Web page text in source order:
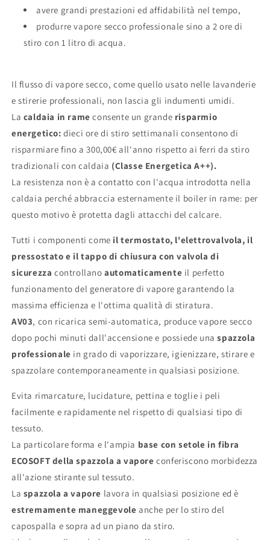
avere grandi prestazioni ed affidabilità nel tempo,
produrre vapore secco professionale sino a 2 ore di
stiro con 1 litro di acqua.
Il flusso di vapore secco, come quello usato nelle lavanderie
e stirerie professionali, non lascia gli indumenti umidi.
La caldaia in rame consente un grande risparmio
energetico: dieci ore di stiro settimanali consentono di
risparmiare fino a 300,00€ all'anno rispetto ai ferri da stiro
tradizionali con caldaia (Classe Energetica A++).
La resistenza non è a contatto con l'acqua introdotta nella
caldaia perché abbraccia esternamente il boiler in rame: per
questo motivo è protetta dagli attacchi del calcare.
Tutti i componenti come il termostato, l'elettrovalvola, il
pressostato e il tappo di chiusura con valvola di
sicurezza controllanoautomaticamente il perfetto
funzionamento del generatore di vapore garantendo la
massima efficienza e l'ottima qualità di stiratura.
AV03, con ricarica semi-automatica, produce vapore secco
dopo pochi minuti dall'accensione e possiede unaspazzola
professionale in grado di vaporizzare, igienizzare, stirare e
spazzolare contemporaneamente in qualsiasi posizione.
Evita rimarcature, lucidature, pettina e toglie i peli
facilmente e rapidamente nel rispetto di qualsiasi tipo di
tessuto.
La particolare forma e l'ampia base con setole in fibra
ECOSOFT della spazzola a vapore conferiscono morbidezza
all'azione stirante sul tessuto.
La spazzola a vapore lavora in qualsiasi posizione ed è
estremamente maneggevole anche per lo stiro del
capospalla e sopra ad un piano da stiro.